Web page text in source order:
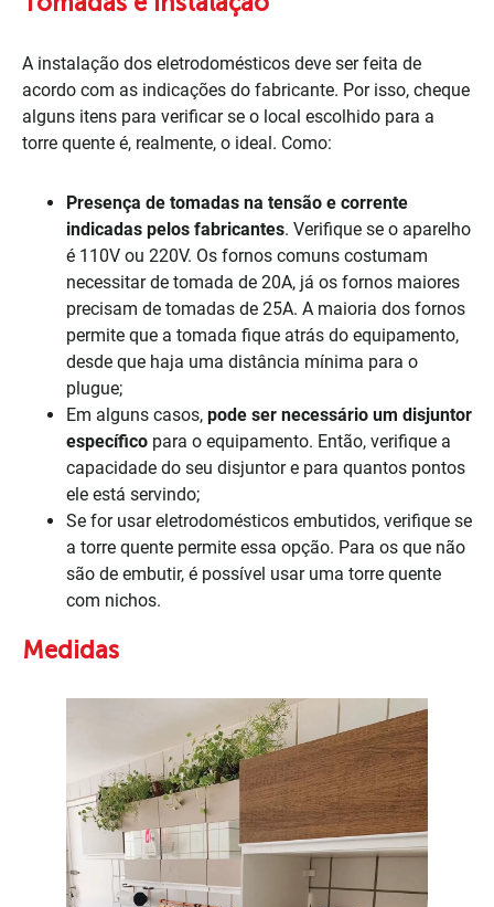
A instalação dos eletrodomésticos deve ser feita de
acordo com as indicações do fabricante. Por isso, cheque
alguns itens para verificar se o local escolhido para a
torre quente é, realmente, o ideal. Como:
Presença de tomadas na tensão e corrente
indicadas pelos fabricantes. Verifique se o aparelho
é 110V ou 220V. Os fornos comuns costumam
necessitar de tomada de 20A, já os fornos maiores
precisam de tomadas de 25A. A maioria dos fornos
permite que a tomada fique atrás do equipamento,
desde que haja uma distância mínima para o
plugue;
Em alguns casos, pode ser necessário um disjuntor
específico para o equipamento. Então, verifique a
capacidade do seu disjuntor e para quantos pontos
ele está servindo;
Se for usar eletrodomésticos embutidos, verifique se
a torre quente permite essa opção. Para os que não
são de embutir, é possível usar uma torre quente
com nichos.
Medidas